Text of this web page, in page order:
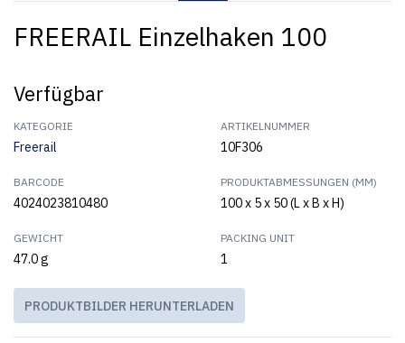
FREERAIL Einzelhaken 100
Verfügbar
KATEGORIE
Freerail
ARTIKELNUMMER
10F306
BARCODE
4024023810480
PRODUKTABMESSUNGEN (MM)
100 x 5 x 50 (L x B x H)
GEWICHT
47.0 g
PACKING UNIT
1
PRODUKTBILDER HERUNTERLADEN